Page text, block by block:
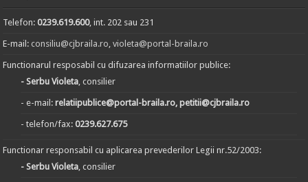
Telefon:0239.619.600, int. 202 sau 231
E-mail:consiliu@cjbraila.ro,violeta@portal-braila.ro
Functionarul resposabil cu difuzarea informatiilor publice:
- Serbu Violeta, consilier
- e-mail:relatiipublice@portal-braila.ro, petitii@cjbraila.ro
- telefon/fax:0239.627.675
Functionar responsabil cu aplicarea prevederilor Legii nr.52/2003:
- Serbu Violeta, consilier